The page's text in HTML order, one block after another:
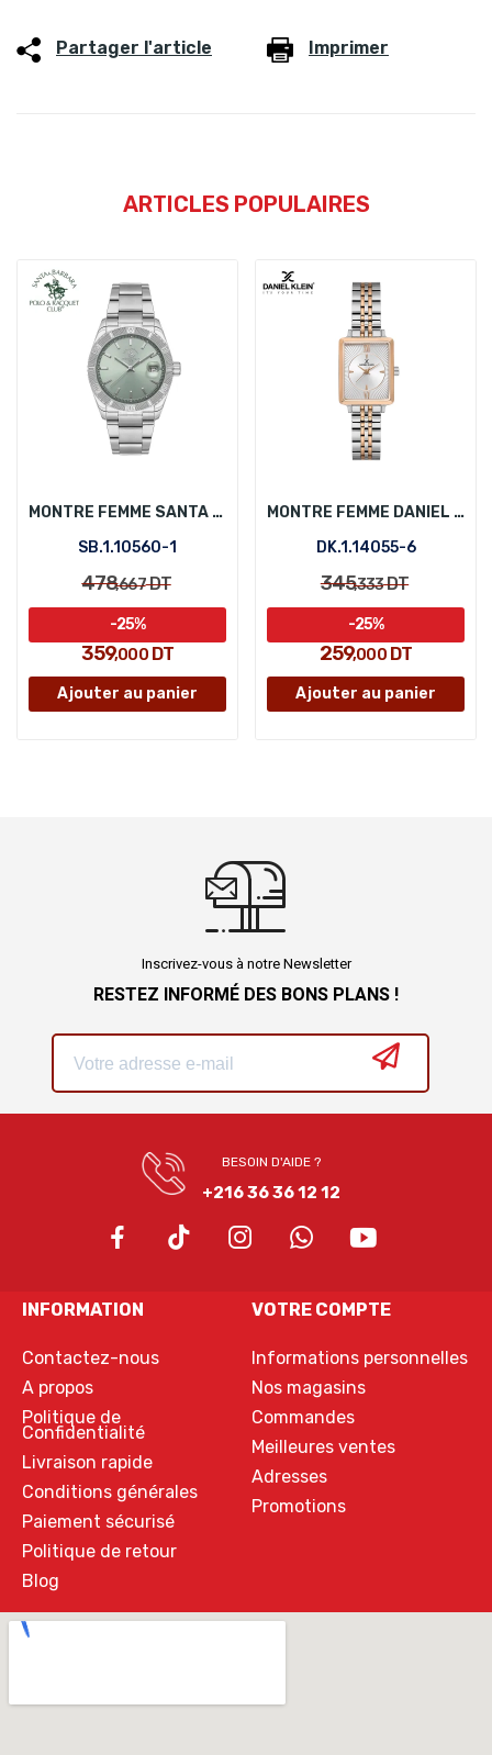
Partager l'article Imprimer
ARTICLES POPULAIRES
MONTRE FEMME SANTA BARBARA POLO SB.1.10560-1
SB.1.10560-1
478,667DT
359,000DT
-25%
Ajouter au panier
MONTRE FEMME DANIEL KLEIN DK.1.14055-6
DK.1.14055-6
345,333DT
259,000DT
-25%
Ajouter au panier
Inscrivez-vous à notre Newsletter
RESTEZ INFORMÉ DES BONS PLANS !
BESOIN D'AIDE ?
+216 36 36 12 12
INFORMATION
Contactez-nous
A propos
Politique de
Confidentialité
Livraison rapide
Conditions générales
Paiement sécurisé
Politique de retour
Blog
VOTRE COMPTE
Informations personnelles
Nos magasins
Commandes
Meilleures ventes
Adresses
Promotions